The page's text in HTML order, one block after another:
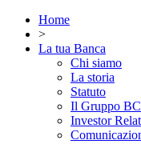
Home
>
La tua Banca
Chi siamo
La storia
Statuto
Il Gruppo
Investor